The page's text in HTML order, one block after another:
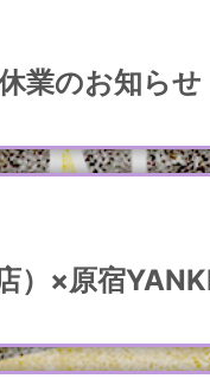
業のお知らせ
）×原宿